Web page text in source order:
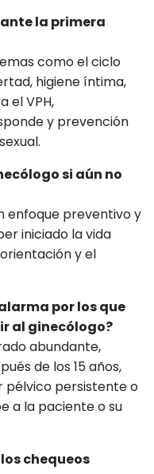
la primera
como el ciclo
higiene íntima,
el VPH,
y prevención
si aún no
enfoque preventivo y
iniciado la vida
y el
por los que
al ginecólogo?
abundante,
de los 15 años,
pélvico persistente o
a la paciente o su
chequeos